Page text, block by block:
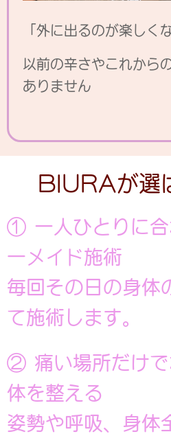
「外に出るのが楽しく
以前の辛さやこれから
ありません
BIURAが選
① 一人ひとりに合
ーメイド施術
毎回その日の身体
て施術します。
② 痛い場所だけで
体を整える
姿勢や呼吸、身体